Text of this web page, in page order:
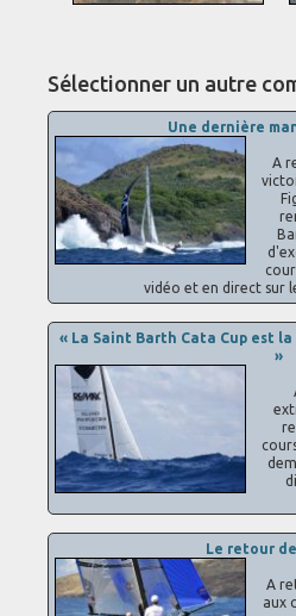
Sélectionner un autre
Une dernière
A
vidéo et en direct sur
« La Saint Barth Cata Cup est
»
Le retour
A
aux